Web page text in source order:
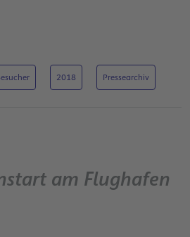
2018 Pressearchiv
am Flughafen